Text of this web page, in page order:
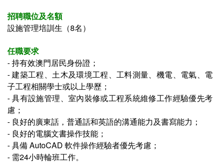
招聘職位及名額
設施管理培訓生（8名）
任職要求
-持有效澳門居民身份證；
- 建築工程、土木及環境工程、工料測量、機電、電氣、電
子工程相關學士或以上學歷；
- 具有設施管理、室內裝修或工程系統維修工作經驗優先考
慮；
- 良好的廣東話，普通話和英語的溝通能力及書寫能力；
- 良好的電腦文書操作技能；
- 具備 AutoCAD 軟件操作經驗者優先考慮；
- 需24小時輪班工作。